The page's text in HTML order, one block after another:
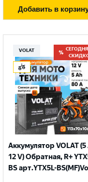
Добавить в
VOLAT
Аккумулятор VOLAT (5
12 V) Обратная, R+
BS арт.YTX5L-